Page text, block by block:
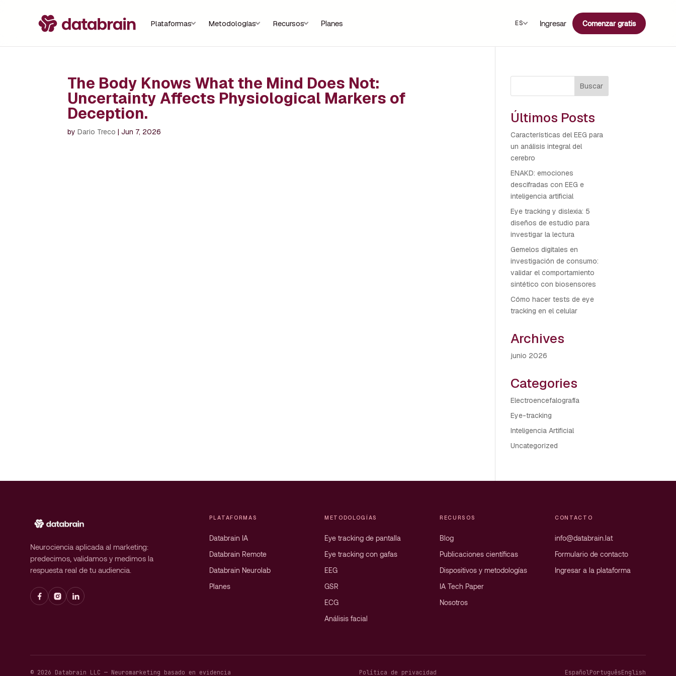
Plataformas Metodologías Recursos Planes ES Ingresar Comenzar gratis
The Body Knows What the Mind Does Not:
Uncertainty Affects Physiological Markers of
Deception.
byDario Treco | Jun 7, 2026
Buscar
Últimos Posts
Características del EEG para
un análisis integral del
cerebro
ENAKD: emociones
descifradas con EEG e
inteligencia artificial
Eye tracking y dislexia: 5
diseños de estudio para
investigar la lectura
Gemelos digitales en
investigación de consumo:
validar el comportamiento
sintético con biosensores
Cómo hacer tests de eye
tracking en el celular
Archives
junio 2026
Categories
Electroencefalografía
Eye-tracking
Inteligencia Artificial
Uncategorized
Neurociencia aplicada al marketing:
predecimos, validamos y medimos la
respuesta real de tu audiencia.
PLATAFORMAS
Databrain IA
Databrain Remote
Databrain Neurolab
Planes
METODOLOGÍAS
Eye tracking de pantalla
Eye tracking con gafas
EEG
GSR
ECG
Análisis facial
RECURSOS
Blog
Publicaciones científicas
Dispositivos y metodologías
IA Tech Paper
Nosotros
CONTACTO
info@databrain.lat
Formulario de contacto
Ingresar a la plataforma
© 2026 Databrain LLC — Neuromarketing basado en evidencia Política de privacidad EspañolPortuguêsEnglish